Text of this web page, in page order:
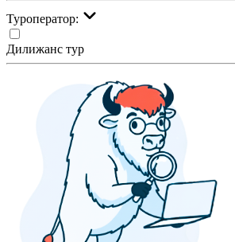
Туроператор:
Дилижанс тур